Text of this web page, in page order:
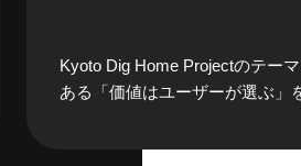
Kyoto Dig Home Projectのテー
ある「価値はユーザーが選ぶ」